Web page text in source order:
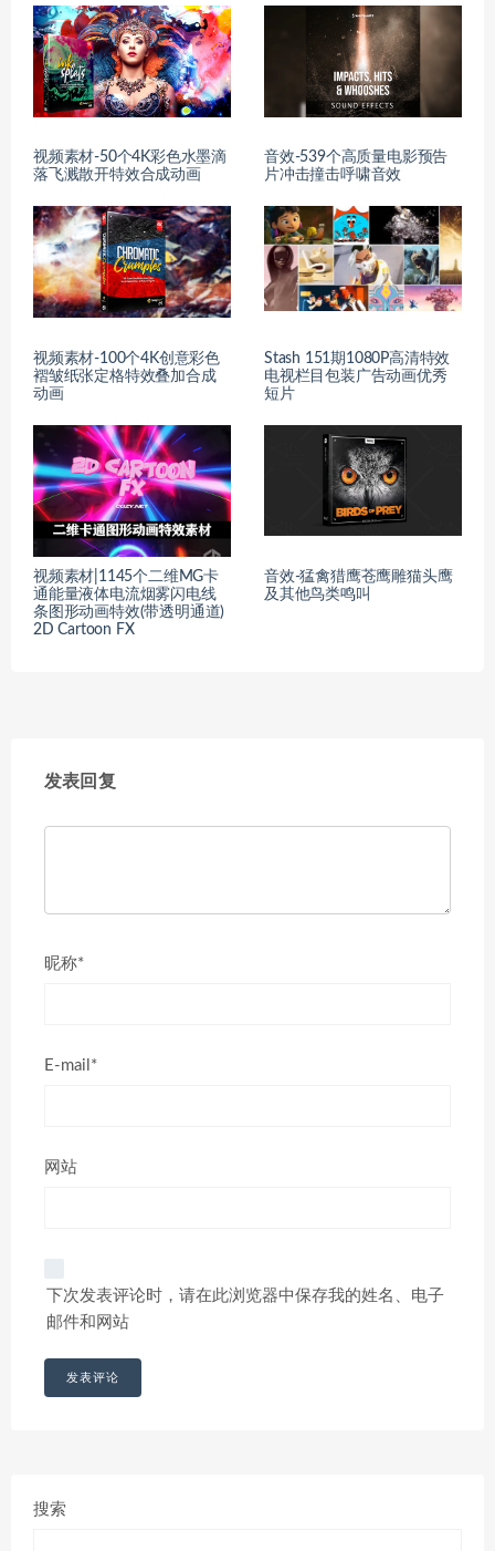
视频素材-50个4K彩色水墨滴
落飞溅散开特效合成动画
音效-539个高质量电影预告
片冲击撞击呼啸音效
视频素材-100个4K创意彩色
褶皱纸张定格特效叠加合成
动画
Stash 151期1080P高清特效
电视栏目包装广告动画优秀
短片
视频素材|1145个二维MG卡
通能量液体电流烟雾闪电线
条图形动画特效(带透明通道)
2D Cartoon FX
音效-猛禽猎鹰苍鹰雕猫头鹰
及其他鸟类鸣叫
发表回复
昵称*
E-mail*
网站
下次发表评论时，请在此浏览器中保存我的姓名、电子
邮件和网站
搜索